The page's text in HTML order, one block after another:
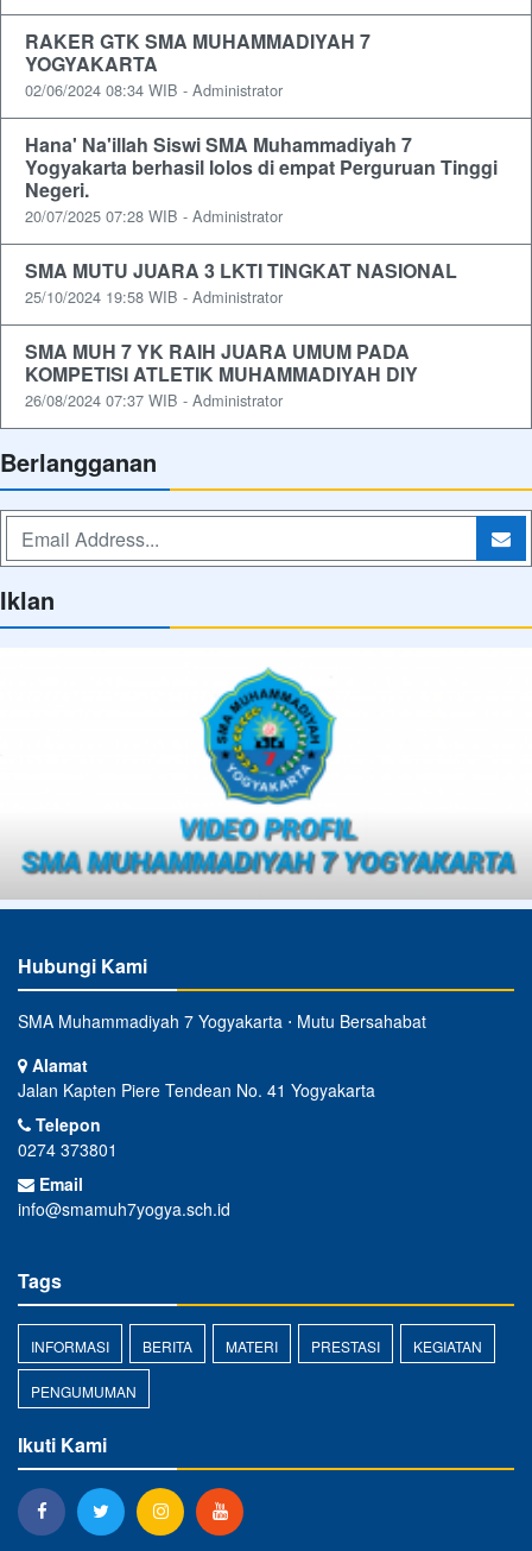
RAKER GTK SMA MUHAMMADIYAH 7
YOGYAKARTA
02/06/2024 08:34 WIB - Administrator
Hana' Na'illah Siswi SMA Muhammadiyah 7
Yogyakarta berhasil lolos di empat Perguruan Tinggi
Negeri.
20/07/2025 07:28 WIB - Administrator
SMA MUTU JUARA 3 LKTI TINGKAT NASIONAL
25/10/2024 19:58 WIB - Administrator
SMA MUH 7 YK RAIH JUARA UMUM PADA
KOMPETISI ATLETIK MUHAMMADIYAH DIY
26/08/2024 07:37 WIB - Administrator
Berlangganan
Iklan
Hubungi Kami
SMA Muhammadiyah 7 Yogyakarta ⋅ Mutu Bersahabat
Alamat
Jalan Kapten Piere Tendean No. 41 Yogyakarta
Telepon
0274 373801
Email
info@smamuh7yogya.sch.id
Tags
INFORMASI BERITA MATERI PRESTASI KEGIATAN
PENGUMUMAN
Ikuti Kami